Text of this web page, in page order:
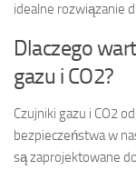
idealne rozwiązanie
Dlaczego
gazu i CO2?
Czujniki gazu i CO2
bezpieczeństwa w
są zaprojektowane